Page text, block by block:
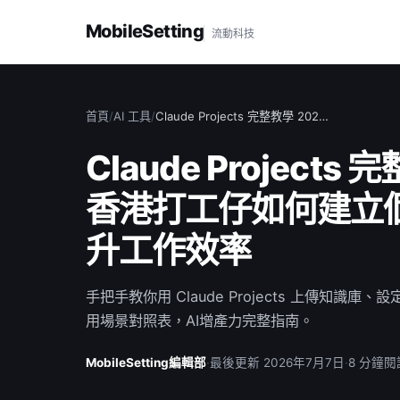
MobileSetting 流動科技
首頁/AI 工具/Claude Projects 完整教學 202…
Claude Projects 完
香港打工仔如何建立
升工作效率
手把手教你用 Claude Projects 上傳知識庫、設
用場景對照表，AI增產力完整指南。
MobileSetting編輯部·最後更新 2026年7月7日 ·8 分鐘閱